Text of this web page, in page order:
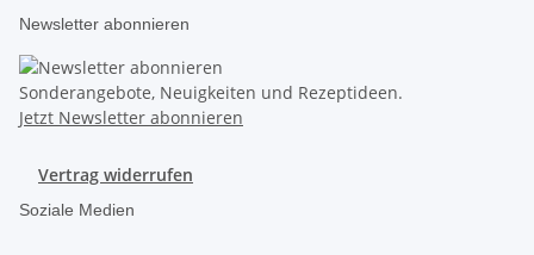
Newsletter abonnieren
Sonderangebote, Neuigkeiten und Rezeptideen.
Jetzt Newsletter abonnieren
Vertrag widerrufen
Soziale Medien